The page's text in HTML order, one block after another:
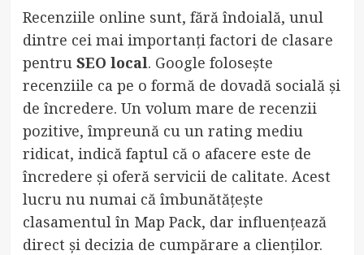
Recenziile online sunt, fără îndoială, unul
dintre cei mai importanți factori de clasare
pentru SEO local. Google folosește
recenziile ca pe o formă de dovadă socială și
de încredere. Un volum mare de recenzii
pozitive, împreună cu un rating mediu
ridicat, indică faptul că o afacere este de
încredere și oferă servicii de calitate. Acest
lucru nu numai că îmbunătățește
clasamentul în Map Pack, dar influențează
direct și decizia de cumpărare a clienților.